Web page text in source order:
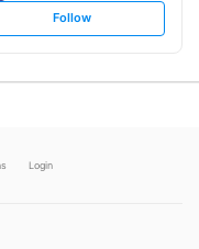
s
t
Follow
Login